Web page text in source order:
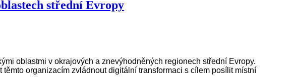
střední Evropy
oblastmi v okrajových a znevýhodněných regionech střední Evropy.
organizacím zvládnout digitální transformaci s cílem posílit místní